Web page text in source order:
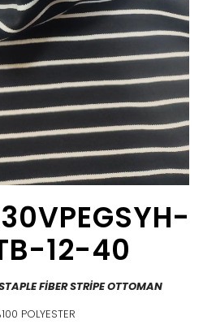
12-40
FİBER STRİPE OTTOMAN
POLYESTER